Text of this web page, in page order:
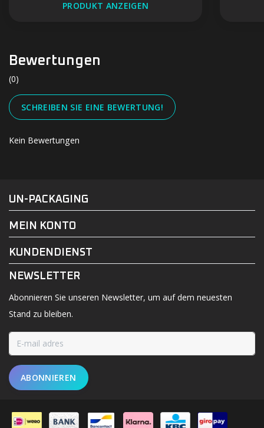
PRODUKT ANZEIGEN
Bewertungen
(0)
SCHREIBEN SIE EINE BEWERTUNG!
Kein Bewertungen
FACEBOOK
UN-PACKAGING
MEIN KONTO
KUNDENDIENST
NEWSLETTER
Abonnieren Sie unseren Newsletter, um auf dem neuesten
Stand zu bleiben.
ABONNIEREN